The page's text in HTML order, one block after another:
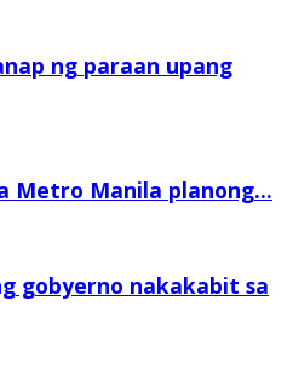
ng paraan upang
Metro Manila planong...
gobyerno nakakabit sa